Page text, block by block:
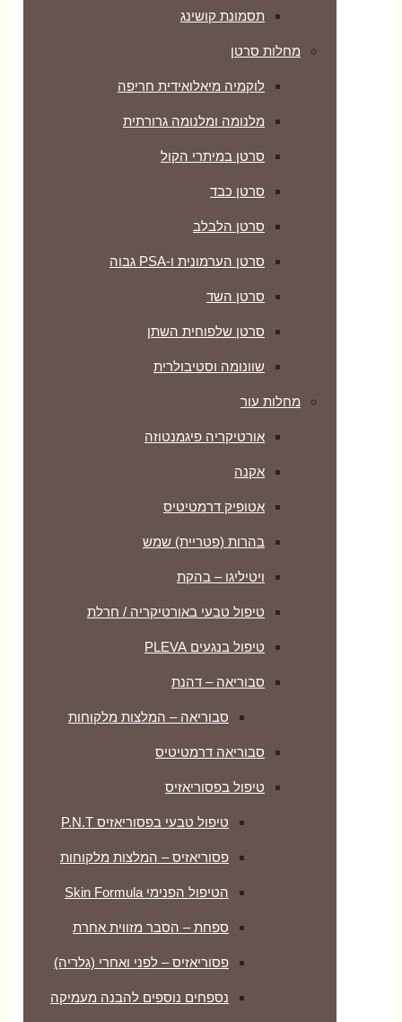
תסמונת קושינג
מחלות סרטן
לוקמיה מיאלואידית חריפה
מלנומה ומלנומה גרורתית
סרטן במיתרי הקול
סרטן כבד
סרטן הלבלב
סרטן הערמונית ו-PSA גבוה
סרטן השד
סרטן שלפוחית השתן
שוונומה וסטיבולרית
מחלות עור
אורטיקריה פיגמנטוזה
אקנה
אטופיק דרמטיטיס
בהרות (פטריית) שמש
ויטיליגו – בהקת
טיפול טבעי באורטיקריה / חרלת
טיפול בנגעים PLEVA
סבוריאה – דהנת
סבוריאה – המלצות מלקוחות
סבוריאה דרמטיטיס
טיפול בפסוריאזיס
טיפול טבעי בפסוריאזיס P.N.T
פסוריאזיס – המלצות מלקוחות
הטיפול הפנימי Skin Formula
ספחת – הסבר מזווית אחרת
פסוריאזיס – לפני ואחרי (גלריה)
נספחים נוספים להבנה מעמיקה